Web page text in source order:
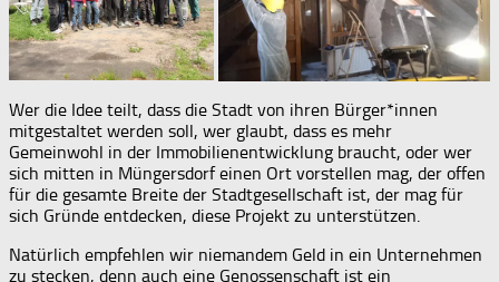
Wer die Idee teilt, dass die Stadt von ihren Bürger*innen
mitgestaltet werden soll, wer glaubt, dass es mehr
Gemeinwohl in der Immobilienentwicklung braucht, oder wer
sich mitten in Müngersdorf einen Ort vorstellen mag, der offen
für die gesamte Breite der Stadtgesellschaft ist, der mag für
sich Gründe entdecken, diese Projekt zu unterstützen.
Natürlich empfehlen wir niemandem Geld in ein Unternehmen
zu stecken, denn auch eine Genossenschaft ist ein